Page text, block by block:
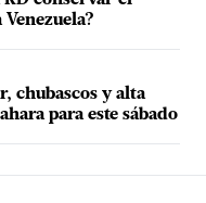
chubascos y alta
para este sábado